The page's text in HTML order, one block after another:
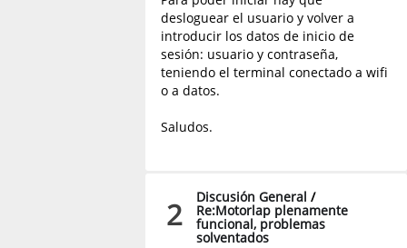
desloguear el usuario y volver a
introducir los datos de inicio de
sesión: usuario y contraseña,
teniendo el terminal conectado a wifi
o a datos.
Saludos.
2 Discusión General /
Re:Motorlap plenamente
funcional, problemas
solventados